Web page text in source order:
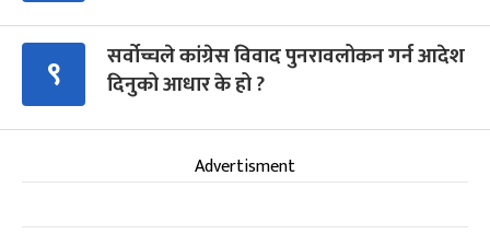
९
सर्वोच्चले कांग्रेस विवाद पुनरावलोकन गर्न आदेश
दिनुको आधार के हो ?
Advertisment